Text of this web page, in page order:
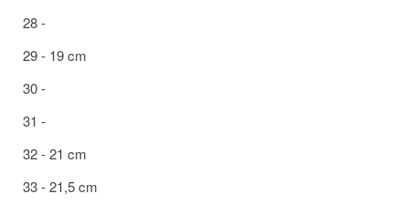
28 -
29 - 19 cm
30 -
31 -
32 - 21 cm
33 - 21,5 cm